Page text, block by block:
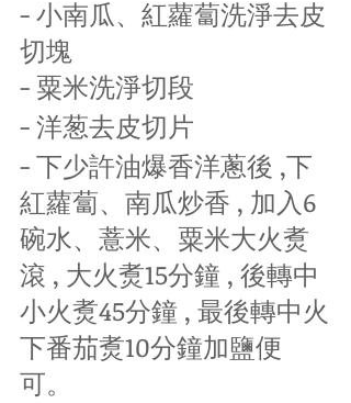
- 小南瓜、紅蘿蔔洗淨去皮
切塊
- 粟米洗淨切段
- 洋葱去皮切片
- 下少許油爆香洋蔥後 ,下
紅蘿蔔、南瓜炒香 , 加入6
碗水、薏米、粟米大火煑
滾 , 大火煑15分鐘 , 後轉中
小火煑45分鐘 , 最後轉中火
下番茄煑10分鐘加鹽便
可。